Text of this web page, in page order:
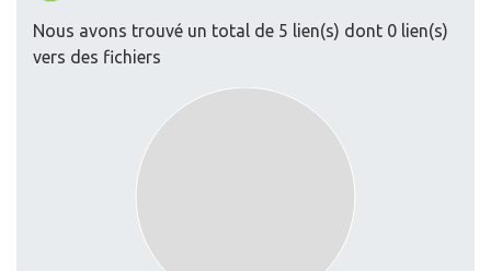
Nous avons trouvé un total de 5 lien(s) dont 0 lien(s)
vers des fichiers